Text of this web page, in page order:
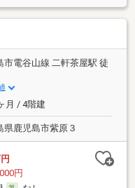
市電谷山線 二軒茶屋駅 徒
月 / 4階建
県鹿児島市紫原３
円